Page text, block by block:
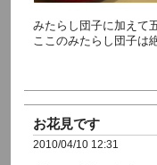
みたらし団子に加えて
ここのみたらし団子は
お花見です
2010/04/10 12:31